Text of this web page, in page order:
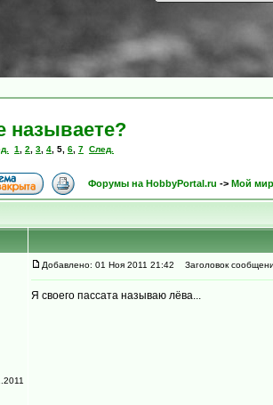
называете?
1 2 3 4 5 6 7 След.
Форумы на HobbyPortal.ru -> Мой мир
Добавлено: 01 Ноя 2011 21:42 Заголовок
Я своего пассата называю лёва...